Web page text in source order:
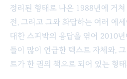
정리된 형태로 나온 1988년에 거
전, 그리고 그와 화답하는 여러 에
대한 스피박의 응답을 엮어 2010
들이 많이 언급한 텍스트 자체와,
트가 한 권의 책으로 되어 있는 형